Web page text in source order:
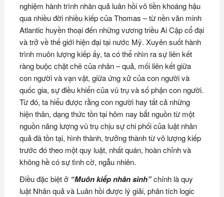
nghiệm hành trình nhân quả luân hồi vô tiền khoáng hậu
qua nhiều đời nhiều kiếp của Thomas – từ nền văn minh
Atlantic huyền thoại đến những vương triều Ai Cập cổ đại
và trở về thế giới hiện đại tại nước Mỹ. Xuyên suốt hành
trình muôn lượng kiếp ấy, ta có thể nhìn ra sự liên kết
ràng buộc chặt chẽ của nhân – quả, mối liên kết giữa
con người và vạn vật, giữa ứng xử của con người và
quốc gia, sự điều khiển của vũ trụ và số phận con người.
Từ đó, ta hiểu được rằng con người hay tất cả những
hiện thân, dạng thức tồn tại hôm nay bắt nguồn từ một
nguồn năng lượng vũ trụ chịu sự chi phối của luật nhân
quả đã tồn tại, hình thành, trưởng thành từ vô lượng kiếp
trước đó theo một quy luật, nhất quán, hoàn chỉnh và
không hề có sự tình cờ, ngẫu nhiên.
Điều đặc biệt ở “Muôn kiếp nhân sinh”chính là quy
luật Nhân quả và Luân hồi được lý giải, phân tích logic